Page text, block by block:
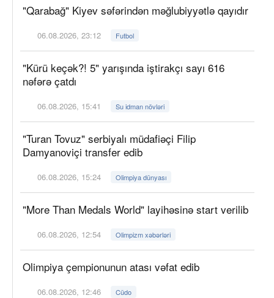
"Qarabağ" Kiyev səfərindən məğlubiyyətlə qayıdır
06.08.2026, 23:12 Futbol
"Kürü keçək?! 5" yarışında iştirakçı sayı 616
nəfərə çatdı
06.08.2026, 15:41 Su idman növləri
"Turan Tovuz" serbiyalı müdafiəçi Filip
Damyanoviçi transfer edib
06.08.2026, 15:24 Olimpiya dünyası
"More Than Medals World" layihəsinə start verilib
06.08.2026, 12:54 Olimpizm xəbərləri
Olimpiya çempionunun atası vəfat edib
06.08.2026, 12:46 Cüdo